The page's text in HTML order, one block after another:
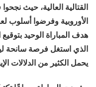
القتالية العالية، حيث
الأوروبية وفرضوا أسلوب
هدف المباراة الوحيد
الذي استغل فرصة سانحة
يحمل الكثير من الدلالات